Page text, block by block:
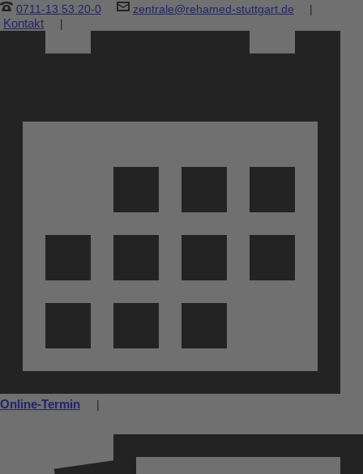
0711-13 53 20-0 zentrale@rehamed-stuttgart.de |
Kontakt |
Online-Termin |